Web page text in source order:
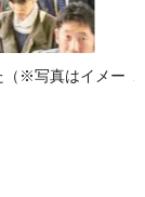
（※写真はイメー